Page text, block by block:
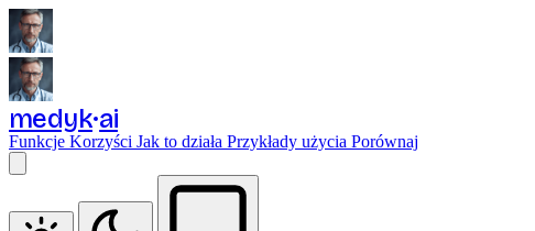
medyk ai
Funkcje Korzyści Jak to działa Przykłady użycia Porównaj